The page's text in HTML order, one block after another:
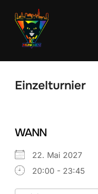
Inhalt
springen
Einzelturnier
WANN
22. Mai 2027
20:00 - 23:45